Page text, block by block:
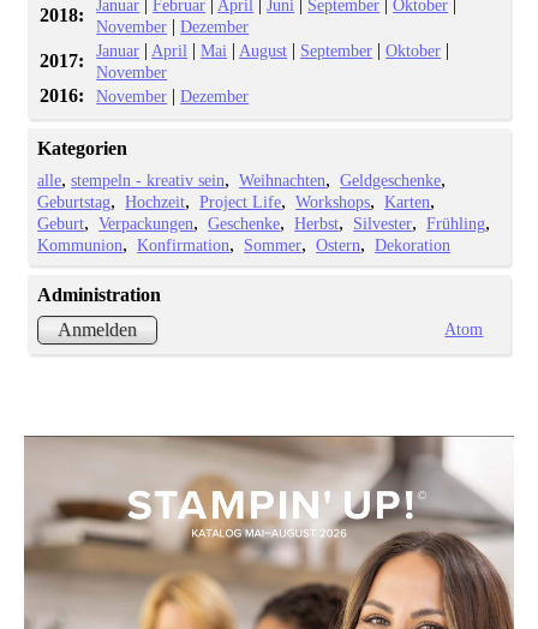
2018: Januar Februar April Juni September Oktober
November |Dezember
2017: Januar | April |Mai | August | September |Oktober |
November
2016: November |Dezember
Kategorien
alle stempeln - kreativ sein Weihnachten
Geldgeschenke
Geburtstag
Hochzeit Project Life Workshops
Karten
Geburt
Verpackungen Geschenke Herbst Silvester
Frühling
Kommunion
Konfirmation Sommer Ostern Dekoration
Administration
Anmelden
Atom